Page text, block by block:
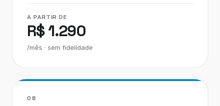
A PARTIR DE
R$ 1.290
/mês · sem fidelidade
08